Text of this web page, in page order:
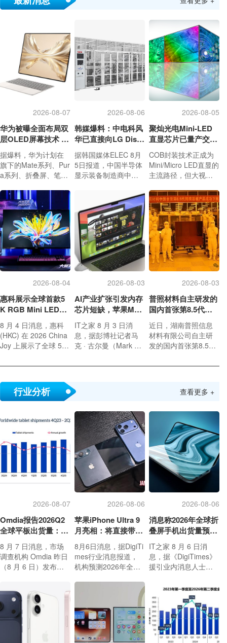
2026-08-07
华为被曝全面布局双
层OLED屏幕技术 含
手机平板PC
据爆料，华为计划在
旗下的Mate系列、Pur
a系列、折叠屏、笔记
线中，全面引入双层O
LED屏幕技术。
2026-08-06
韩媒爆料：中电科风
华已直接向LG Displ
ay越南OLED模组生
产线提供设备
据韩国媒体ELEC 8月
5日报道，中国半导体
显示装备制造商中电
有限公司已向LG Displ
ay越南海防的OLED模
组生产线提供清洗和
除泡设备，这是中国O
LED设备供应商首次
在没有通过韩国合作
伙伴的情况下，直接
向LG Display销售。
2026-08-05
聚灿光电Mini-LED
直显芯片已量产交
付，重塑COB色彩
标准
COB封装技术正成为
Mini/Micro LED直显的
主流路径，但大视角
——红光在大角度下
衰减远快于蓝绿光，
画面偏青，严重制约
了COB大屏在高端商
显、会议室、指挥中
心等场景的规模化渗
透。
2026-08-04
惠科展示全球首款5
K RGB Mini LED显
示面板：90Hz，10
0% DCI-P3
8 月 4 日消息，惠科
(HKC) 在 2026 China
Joy 上展示了全球 5K
板。这一型号尺寸为 2
物背板技术，拥有 17
92 个分区，刷新率 90
P3，面向内容创作业
2026-08-03
AI产业扩张引发内存
芯片短缺，苹果Mac
Book Air供应紧张
IT之家 8 月 3 日消
息，据彭博社记者马
克 · 古尔曼（Mark Gu
存芯片短缺正在影响
MacBook Air 正面临
2026-08-03
普照材料自主研发的
国内首张第8.5代高
精度掩模基板正式下
线
近日，湖南普照信息
材料有限公司自主研
发的国内首张第8.5代
寸1220*1400mm）正
填补国内掩模基板领
域技术空白，破解了
材料“卡脖子”难题，为
我国平板显示大尺寸
光掩模产业高质量发
展注入新动能。
行业分析 查看更多 +
2026-08-07
Omdia报告2026Q2
全球平板出货量：苹
果同比降7.5%
8 月 7 日消息，市场
调查机构 Omdia 昨日
（8 月 6 日）发布博
货量为 3556.6 万台，
同比下降 10%。
2026-08-06
苹果iPhone Ultra 9
月亮相：将直接带动
全年折叠屏出货量大
涨20%
8月6日消息，据DigiTi
mes行业消息报道，
机构预测2026年全球
局推出折叠机型iPhon
e Ultra是拉动市场增
长的关键因素。
2026-08-06
消息称2026年全球折
叠屏手机出货量预计
同比增长20%
IT之家 8 月 6 日消
息，据《DigiTimes》
援引业内消息人士报
屏智能手机出货量预
计将同比增长 20%，
苹果首次进军折叠屏
手机市场被认为是推
动增长的重要因素之
一。